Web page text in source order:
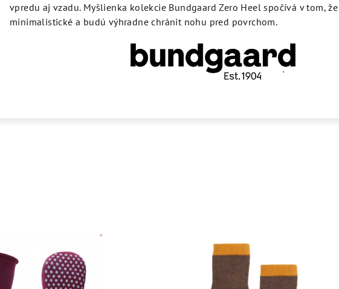
vpredu aj vzadu. Myšlienka kolekcie Bundgaard Zero Heel spočívá v tom,
minimalistické a budú výhradne chránit nohu pred povrchom.